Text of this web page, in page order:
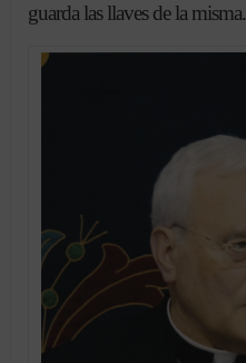
guarda las llaves de la misma.